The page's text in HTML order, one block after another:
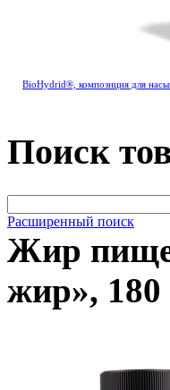
BioHydrid®, композиция для
Поиск
Расширенный поиск
Жир
жир», 180